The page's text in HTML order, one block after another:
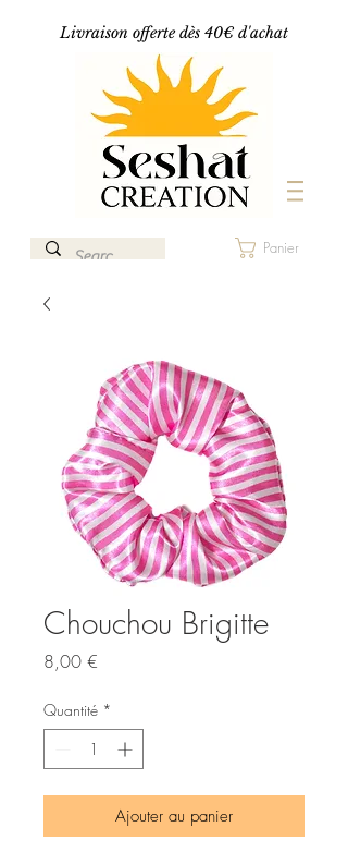
Livraison offerte dès 40€ d'achat
Panier
Chouchou Brigitte
8,00 €
Quantité *
Ajouter au panier